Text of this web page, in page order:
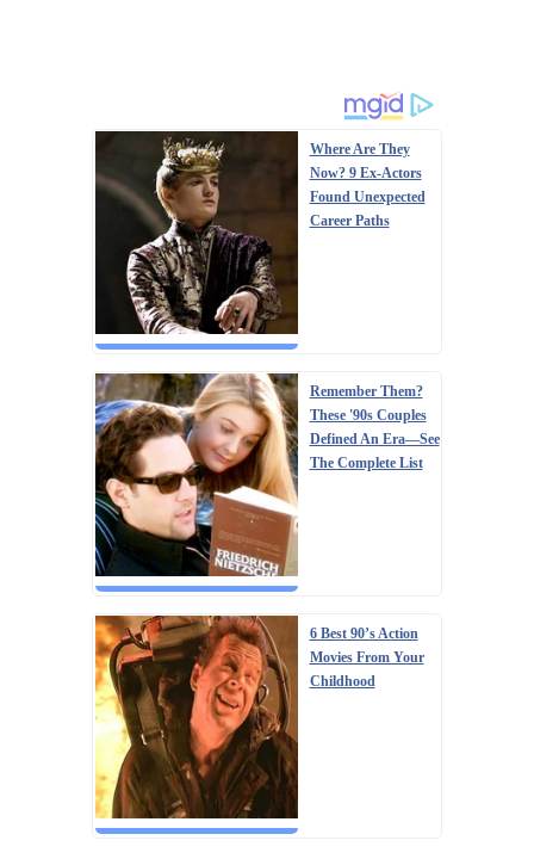
Where Are They
Now? 9 Ex-Actors
Found Unexpected
Career Paths
Remember Them?
These '90s Couples
Defined An Era—See
The Complete List
6 Best 90’s Action
Movies From Your
Childhood